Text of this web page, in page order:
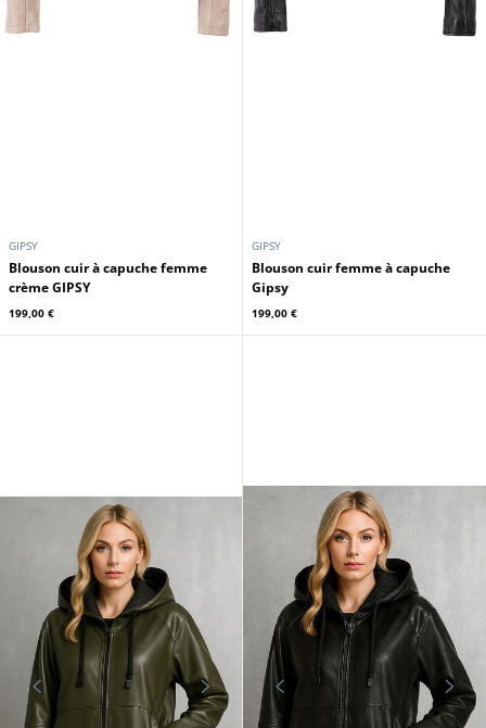
GIPSY
Blouson cuir à capuche femme
crème GIPSY
199,00 €
GIPSY
Blouson cuir femme à capuche
Gipsy
199,00 €